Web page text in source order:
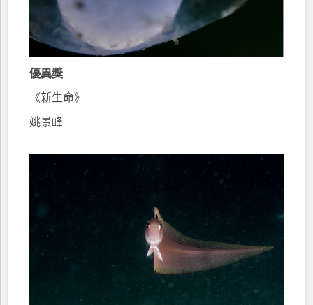
優異獎
《新生命》
姚景峰